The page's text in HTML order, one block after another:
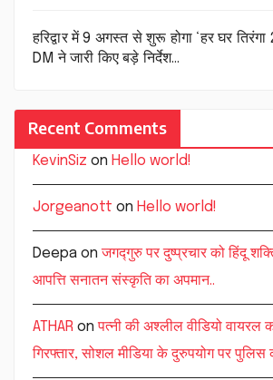
हरिद्वार में 9 अगस्त से शुरू होगा ‘हर घर
DM ने जारी किए बड़े निर्देश…
Recent Comments
KevinSiz on Hello world!
Jorgeanott on Hello world!
Deepa onजगद्गुरु पर दुष्प्रचार को हिंदू
आपत्ति सनातन संस्कृति का अपमान..
ATHAR onपत्नी की अश्लील वीडियो वायरल
गिरफ्तार, सोशल मीडिया के दुरुपयोग पर पुलिस